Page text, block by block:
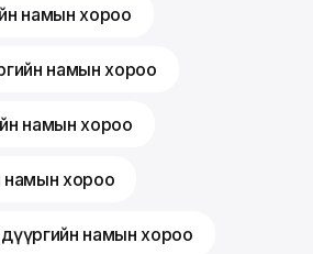
намын хороо
намын хороо
намын хороо
намын хороо
намын хороо